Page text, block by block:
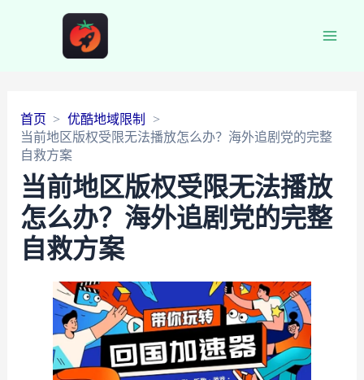
首页
优酷地域限制
当前地区版权受限无法播放怎么办？海外追剧党的完整
自救方案
当前地区版权受限无法播放
怎么办？海外追剧党的完整
自救方案